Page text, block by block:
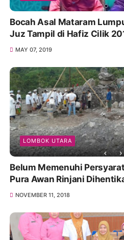
Bocah Asal Mataram
Juz Tampil di Hafiz Cilik
MAY 07, 2019
LOMBOK UTARA
Belum Memenuhi
Pura Awan Rinjani
NOVEMBER 11, 2018